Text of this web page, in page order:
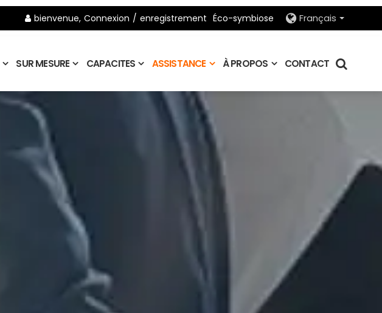
bienvenue, Connexion / enregistrement Éco-symbiose Français
SUR MESURE CAPACITES ASSISTANCE À PROPOS CONTACT